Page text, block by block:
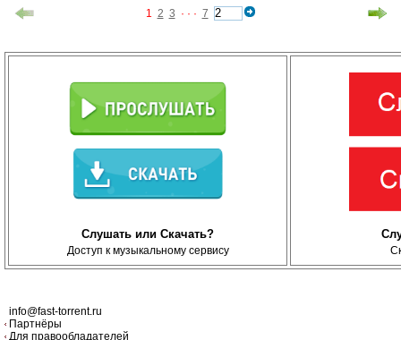
1 2 3 · · · 7
Слушать или Скачать?
Доступ к музыкальному сервису
info@fast-torrent.ru
Партнёры
Для правообладателей